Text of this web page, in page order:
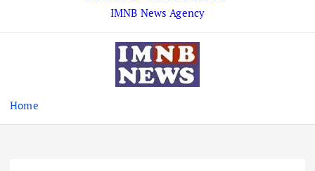
IMNB News Agency
Home